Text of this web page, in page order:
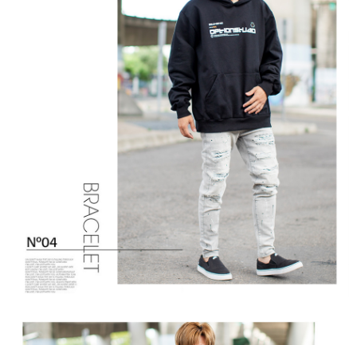
恩沛科技股份有限公司將有權停止該用戶之使用額度並採取法律行動。